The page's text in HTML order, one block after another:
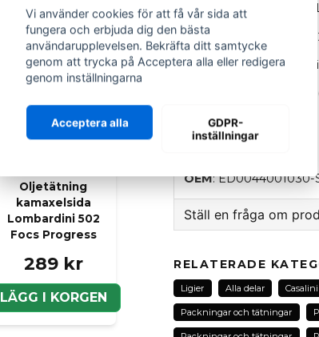
Oljetätning
kamaxelsida
Lombardini 502
Focs Progress
289 kr
LÄGG I KORGEN
LigierJS60, JS50,
Microcar
MGO (6, 4,
JDMTitane, Abaca,
Barooder,
GrecavSonique & Eke
OEM: ED0044001030-
Ställ en fråga om
Fråga oss om
RELATERADE
Ligier Alla delar Casalini
Packningar och tätningar
Vi använder cookies för att få vår sida att
fungera och erbjuda dig den bästa
användarupplevelsen. Bekräfta ditt samtycke
genom att trycka på Acceptera alla eller redigera
genom inställningarna
Acceptera alla
GDPR-
inställningar